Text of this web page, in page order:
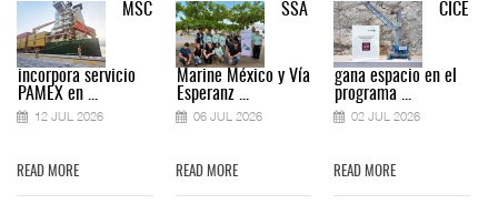
MSC
incorpora servicio
PAMEX en ...
12 JUL 2026
READ MORE
SSA
Marine México y Vía
Esperanz ...
06 JUL 2026
READ MORE
CICE
gana espacio en el
programa ...
02 JUL 2026
READ MORE